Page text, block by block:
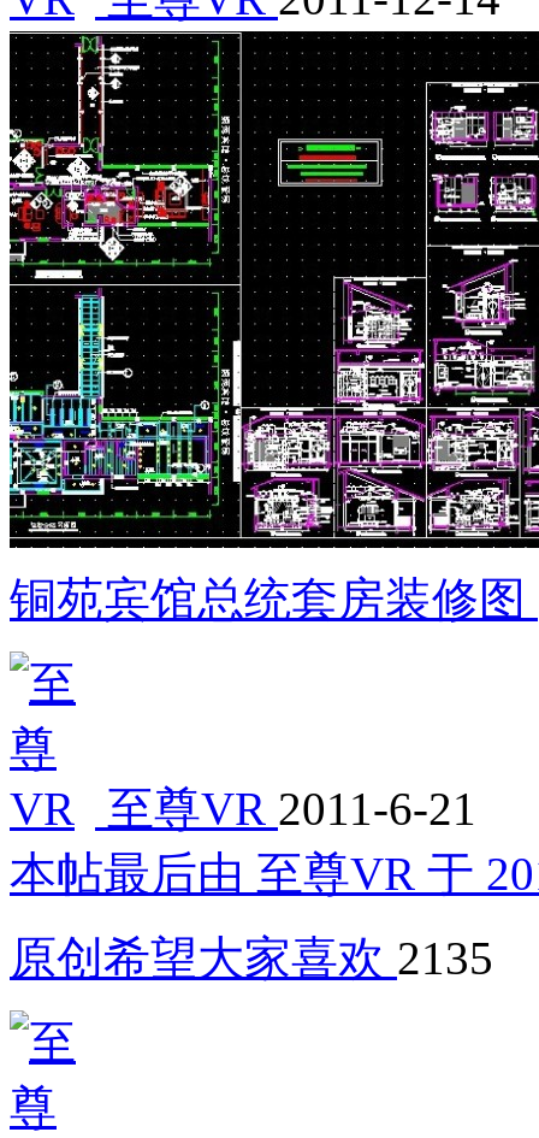
铜苑宾馆总统套房装修图
至尊VR 2011-6-21
本帖最后由 至尊VR 于
原创希望大家喜欢 2135